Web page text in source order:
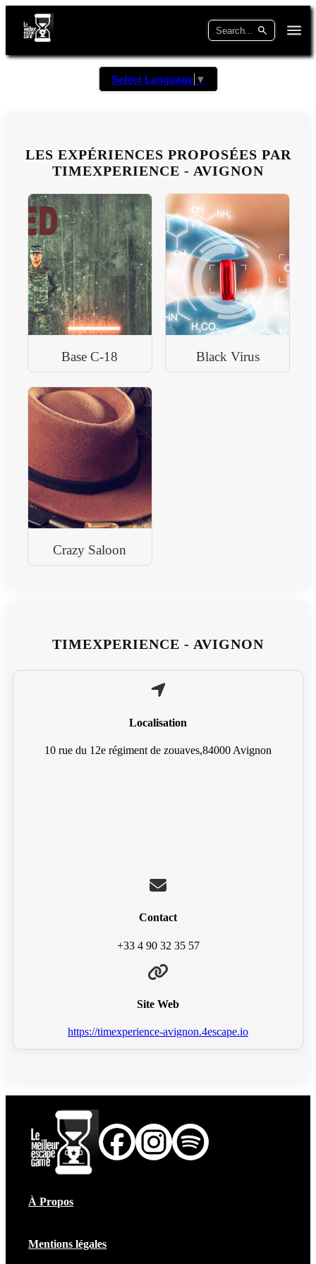
Select Language ▼
LES EXPÉRIENCES PROPOSÉES PAR
TIMEXPERIENCE - AVIGNON
Base C-18 Black Virus
Crazy Saloon
TIMEXPERIENCE - AVIGNON
Localisation
10 rue du 12e régiment de zouaves,84000 Avignon
Contact
+33 4 90 32 35 57
Site Web
https://timexperience-avignon.4escape.io
À Propos
Mentions légales